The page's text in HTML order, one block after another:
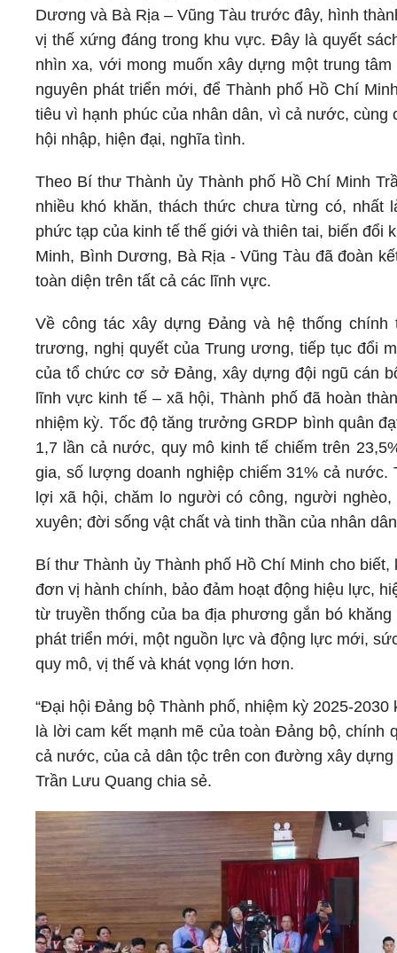
Dương và Bà Rịa – Vũng Tàu trước đây, hình
vị thế xứng đáng trong khu vực. Đây là quyết
nhìn xa, với mong muốn xây dựng một trung
nguyên phát triển mới, để Thành phố Hồ Chí
tiêu vì hạnh phúc của nhân dân, vì cả nước,
hội nhập, hiện đại, nghĩa tình.
Theo Bí thư Thành ủy Thành phố Hồ Chí Minh
nhiều khó khăn, thách thức chưa từng có, nhất
phức tạp của kinh tế thế giới và thiên tai, biến đổi
Minh, Bình Dương, Bà Rịa - Vũng Tàu đã đoàn
toàn diện trên tất cả các lĩnh vực.
Về công tác xây dựng Đảng và hệ thống
trương, nghị quyết của Trung ương, tiếp tục đổi
của tổ chức cơ sở Đảng, xây dựng đội ngũ cán
lĩnh vực kinh tế – xã hội, Thành phố đã hoàn
nhiệm kỳ. Tốc độ tăng trưởng GRDP bình quân
1,7 lần cả nước, quy mô kinh tế chiếm trên
gia, số lượng doanh nghiệp chiếm 31% cả
lợi xã hội, chăm lo người có công, người
xuyên; đời sống vật chất và tinh thần của nhân
Bí thư Thành ủy Thành phố Hồ Chí Minh cho
đơn vị hành chính, bảo đảm hoạt động hiệu lực,
từ truyền thống của ba địa phương gắn bó
phát triển mới, một nguồn lực và động lực mới,
quy mô, vị thế và khát vọng lớn hơn.
“Đại hội Đảng bộ Thành phố, nhiệm kỳ 2025-
là lời cam kết mạnh mẽ của toàn Đảng bộ, chính
cả nước, của cả dân tộc trên con đường xây
Trần Lưu Quang chia sẻ.